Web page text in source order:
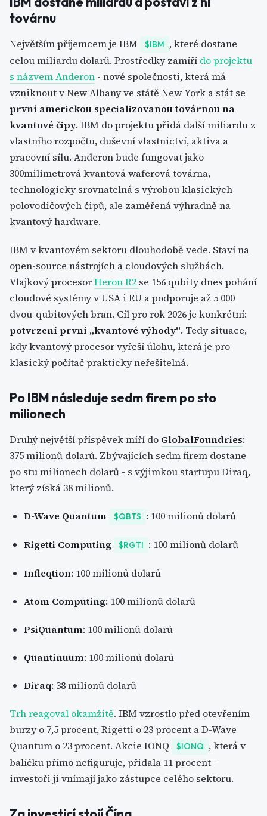
továrnu
Největším příjemcem je IBM $IBM , které dostane
celou miliardu dolarů. Prostředky zamíří do projektu
s názvem Anderon - nové společnosti, která má
vzniknout v New Albany ve státě New York a stát se
první americkou specializovanou továrnou na
kvantové čipy. IBM do projektu přidá další miliardu z
vlastního rozpočtu, duševní vlastnictví, aktiva a
pracovní sílu. Anderon bude fungovat jako
300milimetrová kvantová waferová továrna,
technologicky srovnatelná s výrobou klasických
polovodičových čipů, ale zaměřená výhradně na
kvantový hardware.
IBM v kvantovém sektoru dlouhodobě vede. Staví na
open-source nástrojích a cloudových službách.
Vlajkový procesorHeron R2 se 156 qubity dnes pohání
cloudové systémy v USA i EU a podporuje až 5 000
dvou-qubitových bran. Cíl pro rok 2026 je konkrétní:
potvrzení první „kvantové výhody". Tedy situace,
kdy kvantový procesor vyřeší úlohu, která je pro
klasický počítač prakticky neřešitelná.
Po IBM následuje sedm firem po sto
milionech
Druhý největší příspěvek míří do GlobalFoundries:
375 milionů dolarů. Zbývajících sedm firem dostane
po stu milionech dolarů - s výjimkou startupu Diraq,
který získá 38 milionů.
D-Wave Quantum $QBTS : 100 milionů dolarů
Rigetti Computing $RGTI : 100 milionů dolarů
Infleqtion: 100 milionů dolarů
Atom Computing: 100 milionů dolarů
PsiQuantum: 100 milionů dolarů
Quantinuum: 100 milionů dolarů
Diraq: 38 milionů dolarů
Trh reagoval okamžitě. IBM vzrostlo před otevřením
burzy o 7,5 procent, Rigetti o 23 procent a D-Wave
Quantum o 23 procent. Akcie IONQ
$IONQ , která v
balíčku přímo nefiguruje, přidala 11 procent -
investoři ji vnímají jako zástupce celého sektoru.